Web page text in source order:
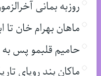
روزبه بمانی
ماهان بهرام خان تا
حامیم قلبمو پس
ماکان بند رویای